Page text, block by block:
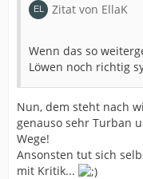
Zitat von EllaK
Wenn das so
Löwen noch richtig
Nun, dem steht nach
genauso sehr Turban
Wege!
Ansonsten tut sich
mit Kritik...